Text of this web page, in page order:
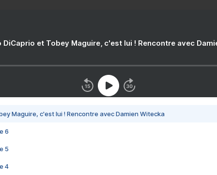
DiCaprio et Tobey Maguire, c'est lui ! Rencontre avec
Maguire, c'est lui ! Rencontre avec Damien Witecka
6
5
4